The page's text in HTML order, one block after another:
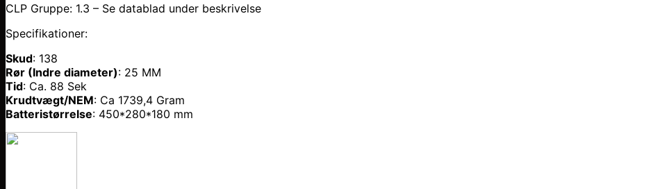
CLP Gruppe: 1.3 – Se datablad under beskrivelse
Specifikationer:
Skud: 138
Rør (Indre diameter): 25 MM
Tid: Ca. 88 Sek
Krudtvægt/NEM: Ca 1739,4 Gram
Batteristørrelse: 450*280*180 mm